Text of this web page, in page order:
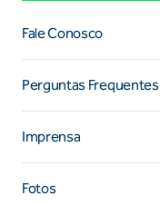
Fale Conosco
Perguntas Frequentes
Imprensa
Fotos